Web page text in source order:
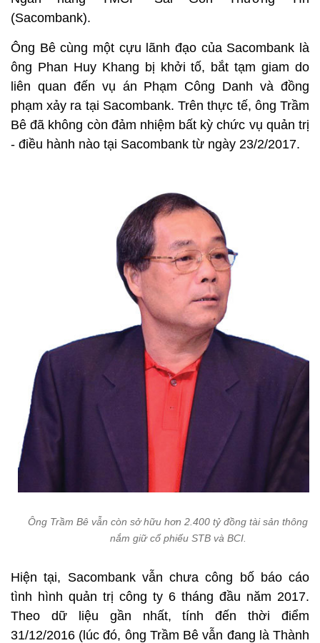
(Sacombank).
Ông Bê cùng một cựu lãnh đạo của Sacombank là
ông Phan Huy Khang bị khởi tố, bắt tạm giam do
liên quan đến vụ án Phạm Công Danh và đồng
phạm xảy ra tại Sacombank. Trên thực tế, ông Trầm
Bê đã không còn đảm nhiệm bất kỳ chức vụ quản trị
- điều hành nào tại Sacombank từ ngày 23/2/2017.
Ông Trầm Bê vẫn còn sở hữu hơn 2.400 tỷ đồng tài sản thông
nắm giữ cổ phiếu STB và BCI.
Hiện tại, Sacombank vẫn chưa công bố báo cáo
tình hình quản trị công ty 6 tháng đầu năm 2017.
Theo dữ liệu gần nhất, tính đến thời điểm
31/12/2016 (lúc đó, ông Trầm Bê vẫn đang là Thành